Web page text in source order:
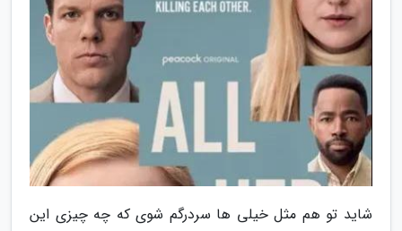
شاید تو هم مثل خیلی ها سردرگم شوی که چه چیزی این